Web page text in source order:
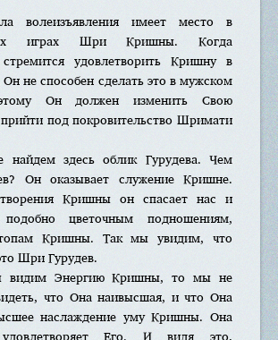
волеизъявления имеет место в
играх Шри Кришны. Когда
удовлетворить Кришну в
Он не способен сделать это в мужском
Он должен изменить Свою
под покровительство Шримати
здесь облик Гурудева. Чем
Он оказывает служение Кришне.
Кришны он спасает нас и
подобно цветочным подношениям,
Кришны. Так мы увидим, что
Шри Гурудев.
видим Энергию Кришны, то мы не
что Она наивысшая, и что Она
наслаждение уму Кришны. Она